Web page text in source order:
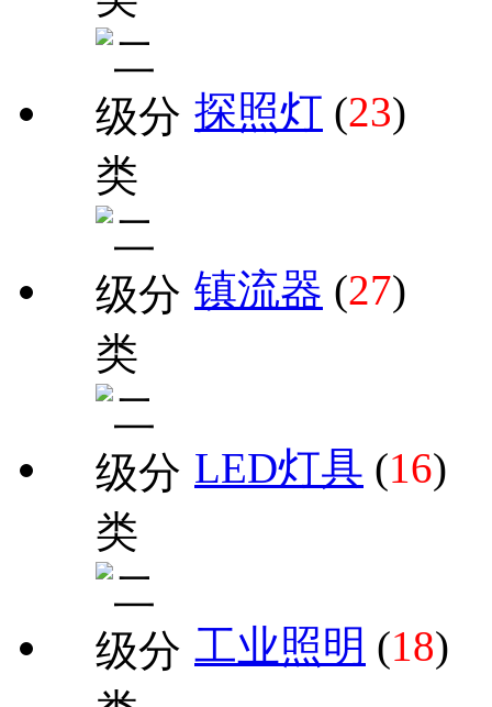
探照灯 (23)
镇流器 (27)
LED灯具 (16)
工业照明 (18)